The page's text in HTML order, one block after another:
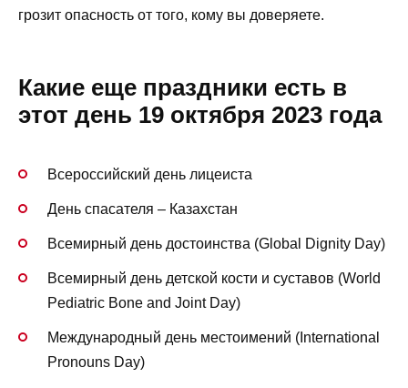
грозит опасность от того, кому вы доверяете.
Какие еще праздники есть в
этот день 19 октября 2023 года
Всероссийский день лицеиста
День спасателя – Казахстан
Всемирный день достоинства (Global Dignity Day)
Всемирный день детской кости и суставов (World
Pediatric Bone and Joint Day)
Международный день местоимений (International
Pronouns Day)